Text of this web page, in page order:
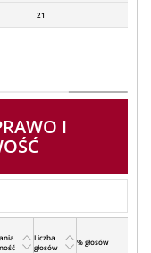
21
I
Liczba
głosów
% głosów